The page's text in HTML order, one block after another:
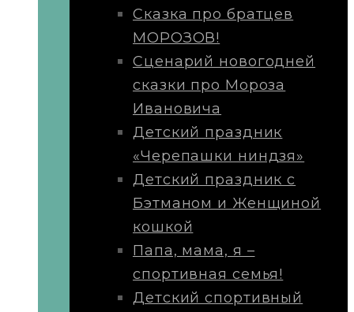
Сказка про братцев
МОРОЗОВ!
Сценарий новогодней
сказки про Мороза
Ивановича
Детский праздник
«Черепашки ниндзя»
Детский праздник с
Бэтманом и Женщиной
кошкой
Папа, мама, я –
спортивная семья!
Детский спортивный